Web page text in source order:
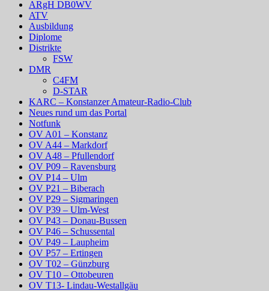
ARgH DB0WV
ATV
Ausbildung
Diplome
Distrikte
FSW
DMR
C4FM
D-STAR
KARC – Konstanzer Amateur-Radio-Club
Neues rund um das Portal
Notfunk
OV A01 – Konstanz
OV A44 – Markdorf
OV A48 – Pfullendorf
OV P09 – Ravensburg
OV P14 – Ulm
OV P21 – Biberach
OV P29 – Sigmaringen
OV P39 – Ulm-West
OV P43 – Donau-Bussen
OV P46 – Schussental
OV P49 – Laupheim
OV P57 – Ertingen
OV T02 – Günzburg
OV T10 – Ottobeuren
OV T13- Lindau-Westallgäu